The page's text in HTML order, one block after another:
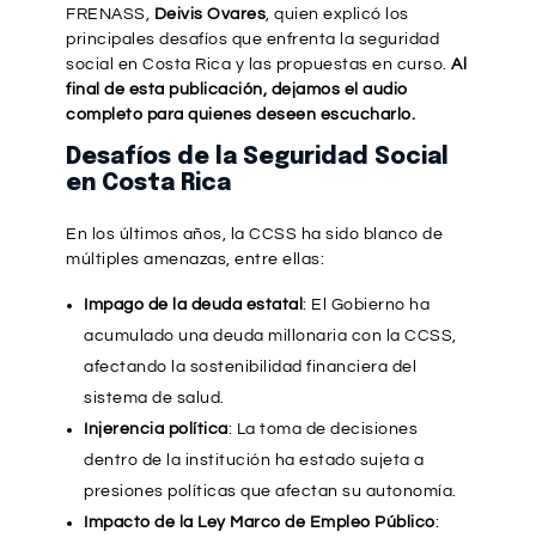
FRENASS, Deivis Ovares, quien explicó los
principales desafíos que enfrenta la seguridad
social en Costa Rica y las propuestas en curso. Al
final de esta publicación, dejamos el audio
completo para quienes deseen escucharlo.
Desafíos de la Seguridad Social
en Costa Rica
En los últimos años, la CCSS ha sido blanco de
múltiples amenazas, entre ellas:
Impago de la deuda estatal: El Gobierno ha
acumulado una deuda millonaria con la CCSS,
afectando la sostenibilidad financiera del
sistema de salud.
Injerencia política: La toma de decisiones
dentro de la institución ha estado sujeta a
presiones políticas que afectan su autonomía.
Impacto de la Ley Marco de Empleo Público: